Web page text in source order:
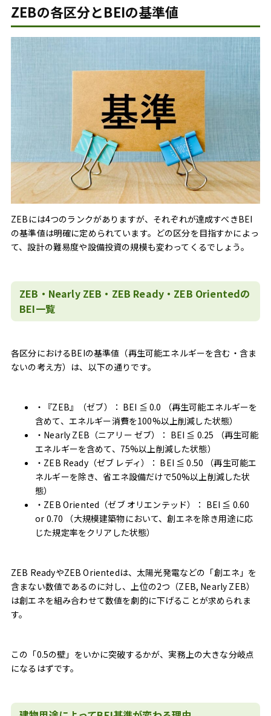
ZEBの各区分とBEIの基準値
ZEBには4つのランクがありますが、それぞれが達成すべきBEI
の基準値は明確に定められています。どの区分を目指すかによっ
て、設計の難易度や設備投資の規模も変わってくるでしょう。
ZEB・Nearly ZEB・ZEB Ready・ZEB Orientedの
BEI一覧
各区分におけるBEIの基準値（再生可能エネルギーを含む・含ま
ないの考え方）は、以下の通りです。
・『ZEB』（ゼブ）： BEI ≦ 0.0 （再生可能エネルギーを
含めて、エネルギー消費を100%以上削減した状態）
・Nearly ZEB（ニアリー ゼブ）： BEI ≦ 0.25 （再生可能
エネルギーを含めて、75%以上削減した状態）
・ZEB Ready（ゼブ レディ）： BEI ≦ 0.50 （再生可能エ
ネルギーを除き、省エネ設備だけで50%以上削減した状
態）
・ZEB Oriented（ゼブ オリエンテッド）： BEI ≦ 0.60
or 0.70 （大規模建築物において、創エネを除き用途に応
じた規定率をクリアした状態）
ZEB ReadyやZEB Orientedは、太陽光発電などの「創エネ」を
含まない数値であるのに対し、上位の2つ（ZEB, Nearly ZEB）
は創エネを組み合わせて数値を劇的に下げることが求められま
す。
この「0.5の壁」をいかに突破するかが、実務上の大きな分岐点
になるはずです。